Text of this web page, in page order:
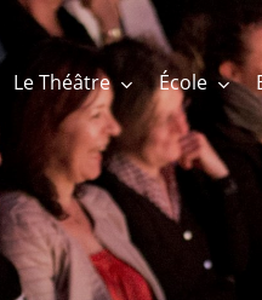
Le Théâtre École